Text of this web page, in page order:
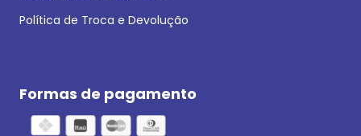
Política de Troca e Devolução
Formas de pagamento